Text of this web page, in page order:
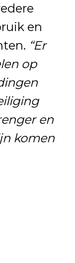
en
“Er
op
en
komen